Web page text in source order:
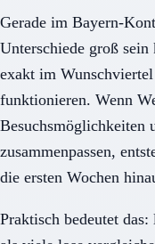
Gerade im Bayern-
Unterschiede groß
exakt im
funktionieren. Wenn
Besuchsmöglichkeiten
zusammenpassen,
die ersten Wochen
Praktisch bedeutet